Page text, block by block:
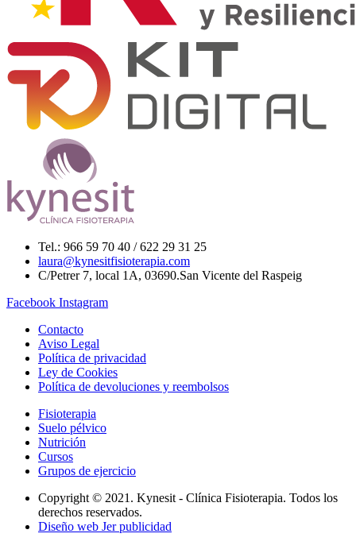
Tel.: 966 59 70 40 / 622 29 31 25
laura@kynesitfisioterapia.com
C/Petrer 7, local 1A, 03690.San Vicente del Raspeig
Facebook Instagram
Contacto
Aviso Legal
Política de privacidad
Ley de Cookies
Política de devoluciones y reembolsos
Fisioterapia
Suelo pélvico
Nutrición
Cursos
Grupos de ejercicio
Copyright © 2021. Kynesit - Clínica Fisioterapia. Todos los
derechos reservados.
Diseño web Jer publicidad